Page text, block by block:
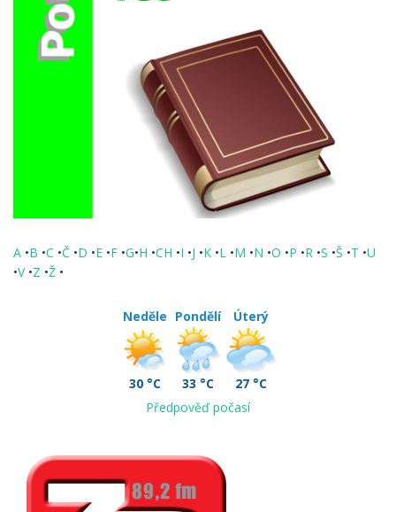
A •B •C •Č •D •E •F •G•H •CH •I •J •K •L •M •N •O •P •R •S •Š •T •U
•V •Z •Ž •
Neděle
30 °C
Pondělí
33 °C
Úterý
27 °C
Předpověď počasí